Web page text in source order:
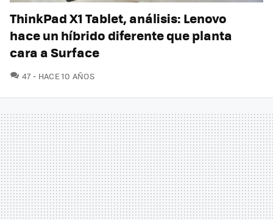
ThinkPad X1 Tablet, análisis: Lenovo
hace un híbrido diferente que planta
cara a Surface
47COMENTARIOS
HACE 10 AÑOS